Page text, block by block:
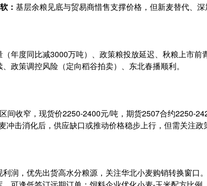
： 基层余粮见底与贸易商惜售支撑价格，但新麦替代、深
年度同比减3000万吨）、政策粮投放延迟、秋粮上市前
政策调控风险（定向稻谷拍卖）、东北春播顺利。
间收窄，现货价2250-2400元/吨，期货2507合约2250-
冲击消化后，供应缺口或推动价格稳步上行，但需关注政
润，优先出货高水分粮源，关注华北小麦购销转换窗口。